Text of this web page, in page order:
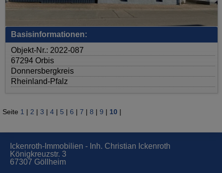
Basisinformationen:
Objekt-Nr.: 2022-087
67294 Orbis
Donnersbergkreis
Rheinland-Pfalz
Seite 1 | 2 | 3 | 4 | 5 | 6 | 7 | 8 | 9 | 10 |
Ickenroth-Immobilien - Inh. Christian Ickenroth
Königkreuzstr. 3
67307 Göllheim